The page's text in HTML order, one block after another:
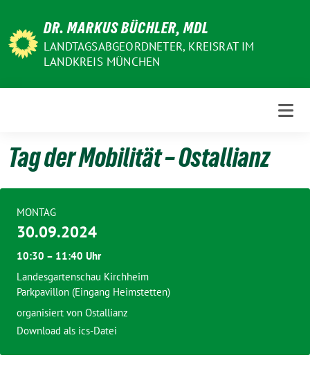
zum
Inhalt
DR. MARKUS BÜCHLER, MDL
LANDTAGSABGEORDNETER, KREISRAT IM
LANDKREIS MÜNCHEN
Tag der Mobilität – Ostallianz
MONTAG
30.09.2024
10:30 – 11:40 Uhr
Landesgartenschau Kirchheim
Parkpavillon (Eingang Heimstetten)
organisiert von Ostallianz
Download als ics-Datei